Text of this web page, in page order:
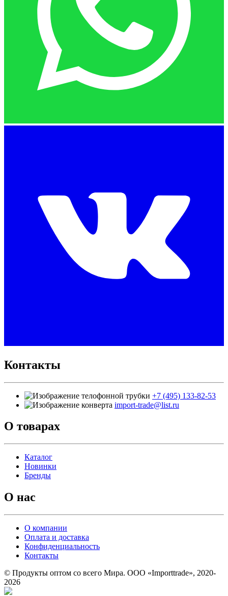
Контакты
+7 (495) 133-82-53
import-trade@list.ru
О товарах
Каталог
Новинки
Бренды
О нас
О компании
Оплата и доставка
Конфиденциальность
Контакты
© Продукты оптом со всего Мира. ООО «Importtrade», 2020-
2026